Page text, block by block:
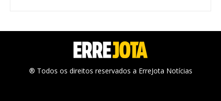
® Todos os direitos reservados a ErreJota Notícias